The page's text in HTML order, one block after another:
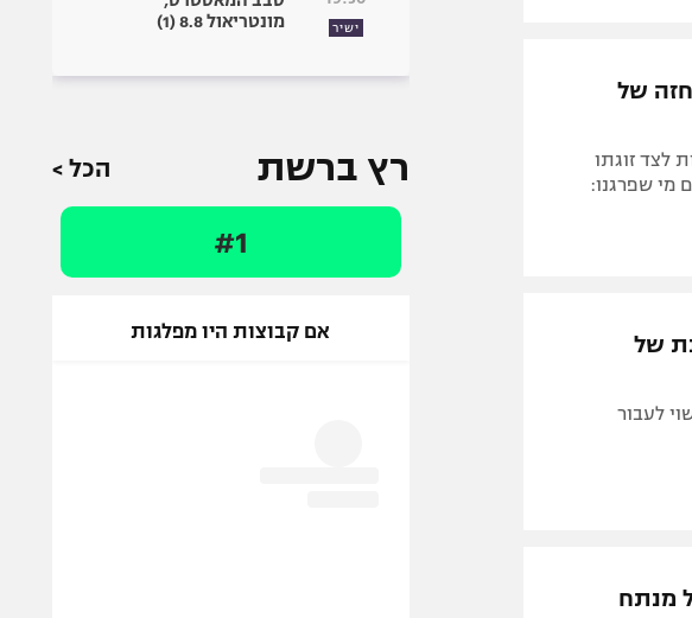
של
לצד זוגתו
מי שפרגנו:
של
לעבור
מנתח
ישיר
מונטריאול 8.8 (1)
רץ ברשת הכל >
#1
אם קבוצות היו מפלגות